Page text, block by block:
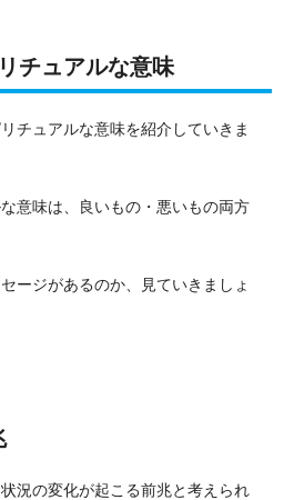
チュアルな意味
チュアルな意味を紹介していきま
意味は、良いもの・悪いもの両方
ージがあるのか、見ていきましょ
況の変化が起こる前兆と考えられ